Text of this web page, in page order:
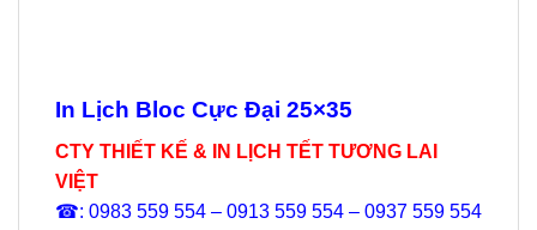
In Lịch Bloc Cực Đại 25×35
CTY THIẾT KẾ & IN LỊCH TẾT TƯƠNG LAI
VIỆT
☎: 0983 559 554 – 0913 559 554 – 0937 559 554